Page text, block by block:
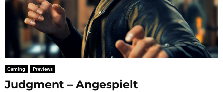
Gaming Previews
Judgment – Angespielt